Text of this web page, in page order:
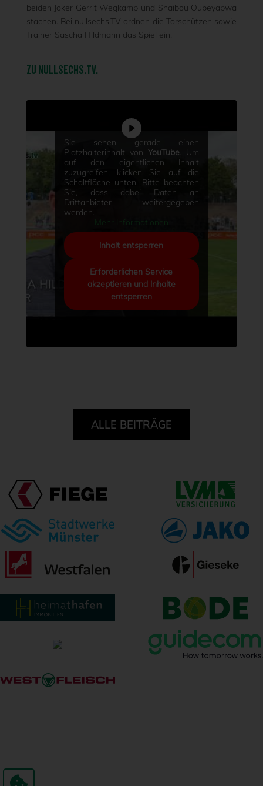
beiden Joker Gerrit Wegkamp und Shaibou Oubeyapwa
stachen. Bei nullsechs.TV ordnen die Torschützen sowie
Trainer Sascha Hildmann das Spiel ein.
ZU NULLSECHS.TV.
Sie sehen gerade einen
Platzhalterinhalt vonYouTube . Um
auf den eigentlichen Inhalt
zuzugreifen, klicken Sie auf die
Schaltfläche unten. Bitte beachten
Sie, dass dabei Daten an
Drittanbieter weitergegeben
werden.
Mehr Informationen
Inhalt entsperren
Erforderlichen Service
akzeptieren und Inhalte
entsperren
ALLE BEITRÄGE